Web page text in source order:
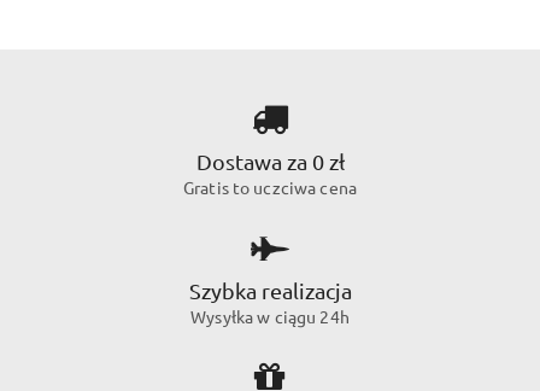
Dostawa za 0 zł
Gratis to uczciwa cena
Szybka realizacja
Wysyłka w ciągu 24h